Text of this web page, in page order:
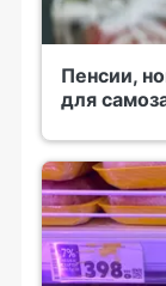
Пенсии,
для